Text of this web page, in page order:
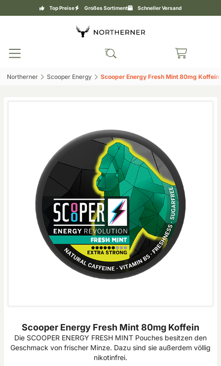
Top Preise Großes Sortiment Schneller Versand
Northerner‎ Scooper Energy‎ Scooper Energy Fresh Mint 80mg Koffein‎
Scooper Energy Fresh Mint 80mg Koffein
Die SCOOPER ENERGY FRESH MINT Pouches besitzen den
Geschmack von frischer Minze. Dazu sind sie außerdem völlig
nikotinfrei.